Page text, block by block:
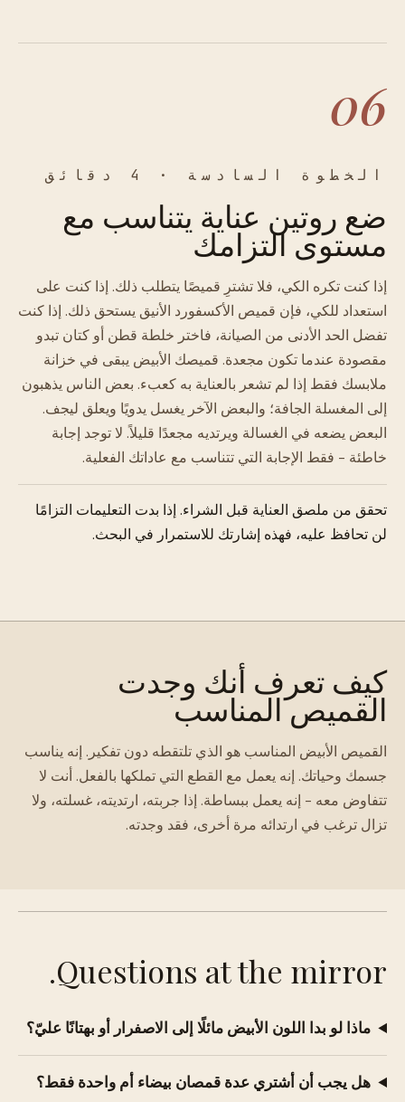
06
الخطوة السادسة · 4 دقائق
ضع روتين عناية يتناسب مع
مستوى التزامك
إذا كنت تكره الكي، فلا تشترِ قميصًا يتطلب ذلك. إذا كنت على
استعداد للكي، فإن قميص الأكسفورد الأنيق يستحق ذلك. إذا كنت
تفضل الحد الأدنى من الصيانة، فاختر خلطة قطن أو كتان تبدو
مقصودة عندما تكون مجعدة. قميصك الأبيض يبقى في خزانة
ملابسك فقط إذا لم تشعر بالعناية به كعبء. بعض الناس يذهبون
إلى المغسلة الجافة؛ والبعض الآخر يغسل يدويًا ويعلق ليجف.
البعض يضعه في الغسالة ويرتديه مجعدًا قليلاً. لا توجد إجابة
خاطئة - فقط الإجابة التي تتناسب مع عاداتك الفعلية.
تحقق من ملصق العناية قبل الشراء. إذا بدت التعليمات التزامًا
لن تحافظ عليه، فهذه إشارتك للاستمرار في البحث.
كيف تعرف أنك وجدت
القميص المناسب
القميص الأبيض المناسب هو الذي تلتقطه دون تفكير. إنه يناسب
جسمك وحياتك. إنه يعمل مع القطع التي تملكها بالفعل. أنت لا
تتفاوض معه - إنه يعمل ببساطة. إذا جربته، ارتديته، غسلته، ولا
تزال ترغب في ارتدائه مرة أخرى، فقد وجدته.
Questions at the mirror.
ماذا لو بدا اللون الأبيض مائلًا إلى الاصفرار أو بهتانًا عليّ؟
هل يجب أن أشتري عدة قمصان بيضاء أم واحدة فقط؟